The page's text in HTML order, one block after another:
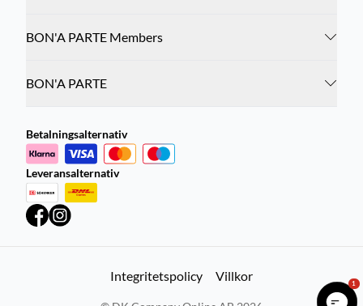
BON'A PARTE Members
BON'A PARTE
Betalningsalternativ
Leveransalternativ
Integritetspolicy Villkor 1